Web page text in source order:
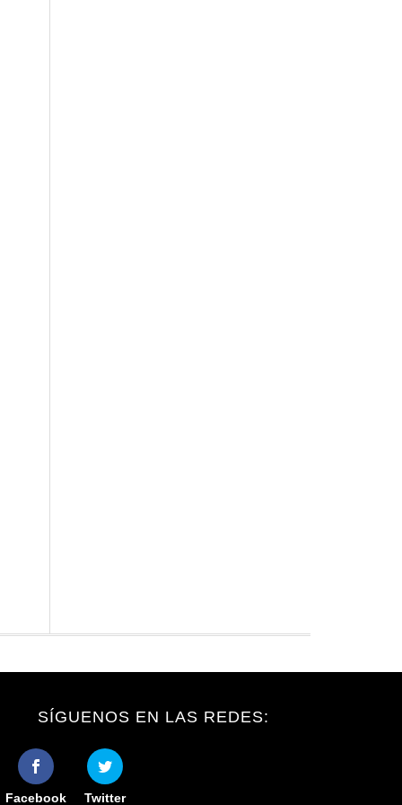
SÍGUENOS EN LAS REDES:
Facebook Twitter